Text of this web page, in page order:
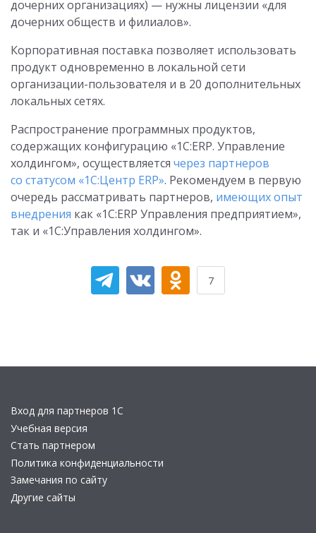
дочерних организациях) — нужны лицензии «для
дочерних обществ и филиалов».
Корпоративная поставка позволяет использовать
продукт одновременно в локальной сети
организации-пользователя и в 20 дополнительных
локальных сетях.
Распространение программных продуктов,
содержащих конфигурацию «1С:ERP. Управление
холдингом», осуществляется через партнеров
со статусом «1С:Центр ERP». Рекомендуем в первую
очередь рассматривать партнеров, имеющих опыт
внедрения как «1С:ERP Управления предприятием»,
так и «1С:Управления холдингом».
7
Вход для партнеров 1С
Учебная версия
Стать партнером
Политика конфиденциальности
Замечания по сайту
Другие сайты